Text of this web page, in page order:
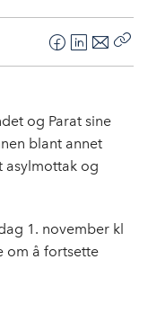
F
e
b
o
L
k
e
d
E
o
s
og Parat sine
blant annet
asylmottak og
1. november kl
om å fortsette